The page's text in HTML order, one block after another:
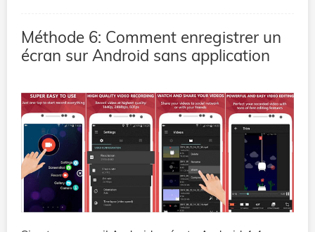
Méthode 6: Comment enregistrer un
écran sur Android sans application